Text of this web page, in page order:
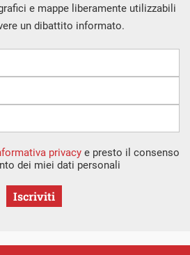
e mappe liberamente utilizzabili
un dibattito informato.
privacy e presto il consenso
dei miei dati personali
Iscriviti